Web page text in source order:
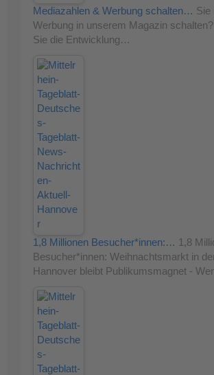
Mediazahlen & Werbung schalten… Sie
Werbung in unserem Magazin
Sie die Entwicklung…
1,8 Millionen Besucher*innen:… 1,8
Besucher*innen: Weihnachtsmarkt in
Hannover bleibt Publikumsmagnet -